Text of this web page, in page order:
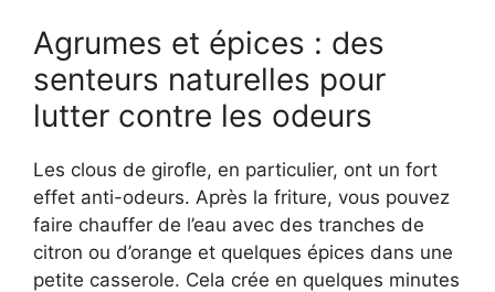
Agrumes et épices : des
senteurs naturelles pour
lutter contre les odeurs
Les clous de girofle, en particulier, ont un fort
effet anti-odeurs. Après la friture, vous pouvez
faire chauffer de l’eau avec des tranches de
citron ou d’orange et quelques épices dans une
petite casserole. Cela crée en quelques minutes